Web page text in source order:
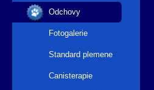
Odchovy
Fotogalerie
Standard plemene
Canisterapie